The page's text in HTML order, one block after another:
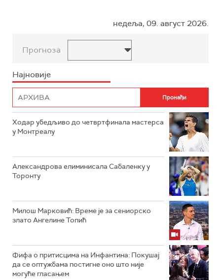
недеља, 09. август 2026.
Прогноза
Најновије
Ходар убедљиво до четвртфинала мастерса
у Монтреалу
Александрова елиминисала Сабаленку у
Торонту
Милош Марковић: Време је за сениорско
злато Ангелине Топић
Фифа о притисцима на Инфантина: Покушај
да се оптужбама постигне оно што није
могуће гласањем